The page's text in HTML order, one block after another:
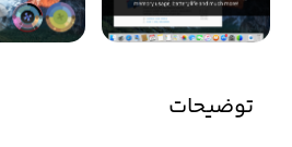
توضیحات